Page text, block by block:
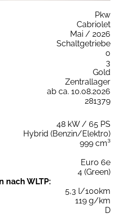
Pkw
Cabriolet
Mai / 2026
Schaltgetriebe
0
3
Gold
Zentrallager
ab ca. 10.08.2026
281379
48 kW / 65 PS
Hybrid (Benzin/Elektro)
999 cm³
Euro 6e
4 (Green)
nach WLTP:
5,3 l/100km
119 g/km
D